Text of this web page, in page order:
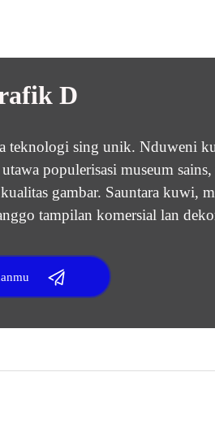
D
sing unik. Nduweni
populerisasi museum
gambar. Sauntara kuwi,
tampilan komersial lan